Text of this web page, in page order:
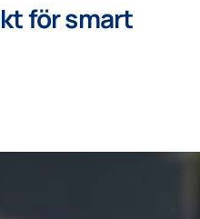
för smart